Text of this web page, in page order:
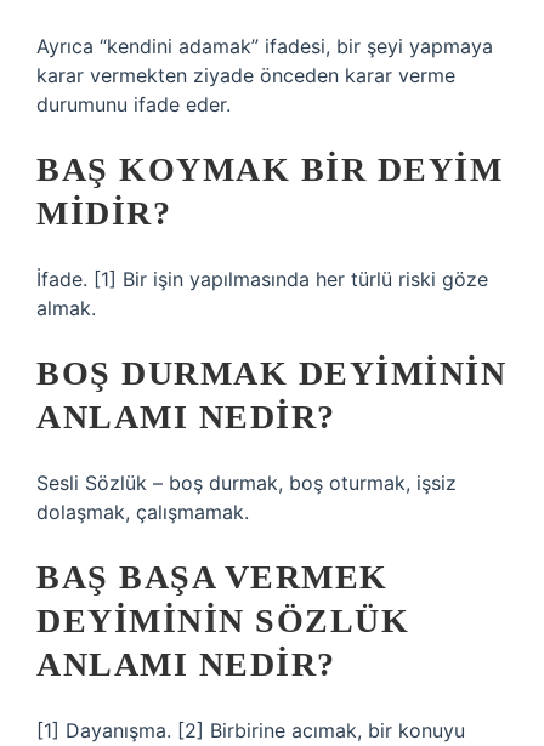
Ayrıca “kendini adamak” ifadesi, bir şeyi yapmaya
karar vermekten ziyade önceden karar verme
durumunu ifade eder.
BAŞ KOYMAK BIR DEYIM
MIDIR?
İfade. [1] Bir işin yapılmasında her türlü riski göze
almak.
BOŞ DURMAK DEYIMININ
ANLAMI NEDIR?
Sesli Sözlük – boş durmak, boş oturmak, işsiz
dolaşmak, çalışmamak.
BAŞ BAŞA VERMEK
DEYIMININ SÖZLÜK
ANLAMI NEDIR?
[1] Dayanışma. [2] Birbirine acımak, bir konuyu